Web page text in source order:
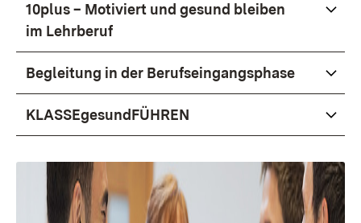
10plus – Motiviert und gesund bleiben
im Lehrberuf
Begleitung in der Berufseingangsphase
KLASSEgesundFÜHREN